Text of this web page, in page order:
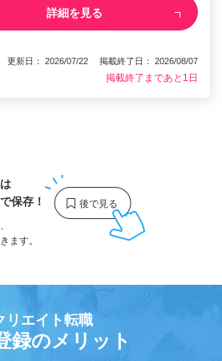
詳細を見る
更新日： 2026/07/22 掲載終了日： 2026/08/07
掲載終了まであと1日
で保存！
ます。
リエイト転職
録のメリット